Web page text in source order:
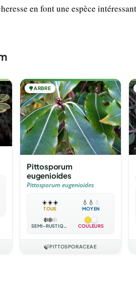
en font une espèce
🌳ARBRE
Pittosporum
eugenioides
Pittosporum eugenioides
☀️☀️☀️
TOUS
💧 💧 💧
MOYEN
❄️❄️❄️
SEMI-RUSTIQUE COULEURS
🍃PITTOSPORACEAE